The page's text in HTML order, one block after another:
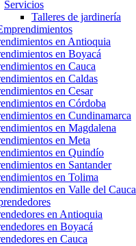
Servicios
Talleres de jardinería
en Antioquia
en Boyacá
en Cauca
en Caldas
en Cesar
en Córdoba
en Cundinamarca
en Magdalena
en Meta
en Quindío
en Santander
en Tolima
en Valle del Cauca
en Antioquia
en Boyacá
en Cauca